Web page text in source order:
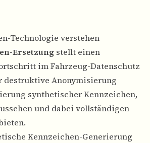
Technologie verstehen
Ersetzung stellt einen
im Fahrzeug-Datenschutz
destruktive Anonymisierung
synthetischer Kennzeichen,
und dabei vollständigen
Kennzeichen-Generierung